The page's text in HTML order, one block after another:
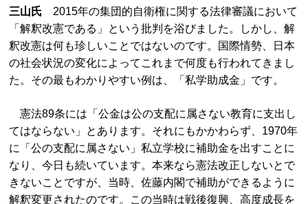
三山氏 2015年の集団的自衛権に関する法律審議において
「解釈改憲である」という批判を浴びました。しかし、解
釈改憲は何も珍しいことではないのです。国際情勢、日本
の社会状況の変化によってこれまで何度も行われてきまし
た。その最もわかりやすい例は、「私学助成金」です。
憲法89条には「公金は公の支配に属さない教育に支出し
てはならない」とあります。それにもかかわらず、1970年
に「公の支配に属さない」私立学校に補助金を出すことに
なり、今日も続いています。本来なら憲法改正しないとで
きないことですが、当時、佐藤内閣で補助ができるように
解釈変更されたのです。この当時は戦後復興、高度成長を